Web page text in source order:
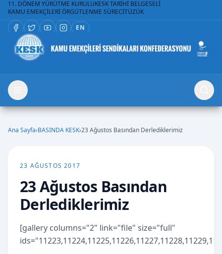
11. DÖNEM YÜRÜTME KURULUKESK TARİHİ BELGESELİ
KAMU EMEKÇİLERİ ÖRGÜTLENME SÜRECİTÜZÜK
EN
Ana Sayfa›BASINDA KESK›23 Ağustos Basından Derlediklerimiz
23 AĞUSTOS 2017
23 Ağustos Basından
Derlediklerimiz
[gallery columns="2" link="file" size="full"